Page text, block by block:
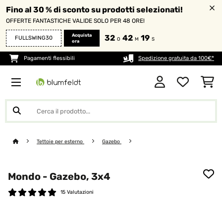
Fino al 30 % di sconto su prodotti selezionati!
OFFERTE FANTASTICHE VALIDE SOLO PER 48 ORE!
FULLSWING30
Acquista
ora
32 O 42 M 19 S
Pagamenti flessibili Spedizione gratuita da 100€*
Tettoie per esterno Gazebo
Mondo - Gazebo, 3x4
15 Valutazioni